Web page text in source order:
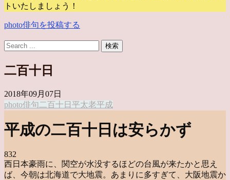
トいたしましょう！
photo俳句を投稿する
二百十日
2018年09月07日
photo俳句二百十日 平太老平成
平成の二百十日は安らかず
832
西日本豪雨に、関空が水没するほどの台風が来たかと思え
ば、今朝は北海道で大地震。あまりに多すぎて、大阪地震か